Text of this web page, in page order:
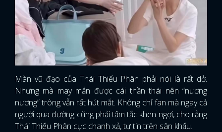
Màn vũ đạo của Thái Thiếu Phân phải nói là rất dở.
Nhưng mà may mắn được cái thần thái nên “nương
nương” trông vẫn rất hút mắt. Không chỉ fan mà ngay cả
người qua đường cũng phải tấm tắc khen ngợi, cho rằng
Thái Thiếu Phân cực chanh xả, tự tin trên sân khấu.